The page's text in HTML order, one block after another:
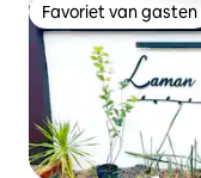
Favoriet van gasten
Favoriet van gasten